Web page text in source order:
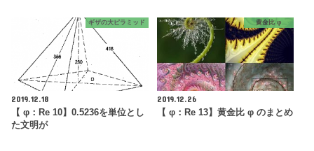
ギザの大ピラミッド
2019.12.18
【 φ：Re 10】0.5236を単位とし
た文明が
黄金比 φ
2019.12.26
【 φ：Re 13】黄金比 φ のまとめ